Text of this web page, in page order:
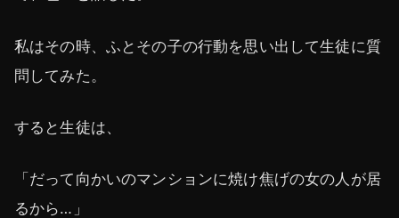
私はその時、ふとその子の行動を思い出して生徒に質
問してみた。
すると生徒は、
「だって向かいのマンションに焼け焦げの女の人が居
るから…」